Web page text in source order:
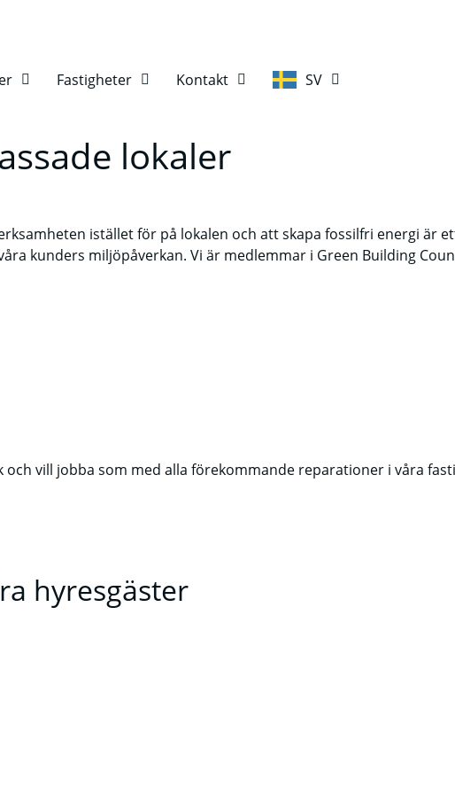
Fastigheter Kontakt SV
lokaler
istället för på lokalen och att skapa fossilfri energi är
kunders miljöpåverkan. Vi är medlemmar i Green Building
vill jobba som med alla förekommande reparationer i våra
hyresgäster